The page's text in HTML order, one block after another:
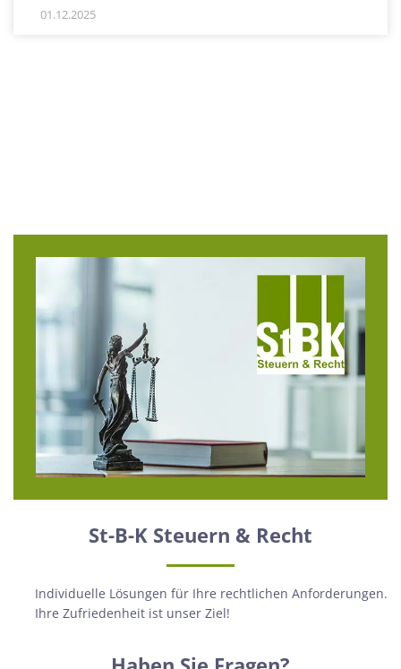
01.12.2025
St-B-K Steuern & Recht
Individuelle Lösungen für Ihre rechtlichen Anforderungen.
Ihre Zufriedenheit ist unser Ziel!